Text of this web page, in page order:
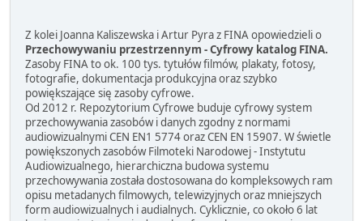
Z kolei Joanna Kaliszewska i Artur Pyra z FINA opowiedzieli o
Przechowywaniu przestrzennym - Cyfrowy katalog FINA.
Zasoby FINA to ok. 100 tys. tytułów filmów, plakaty, fotosy,
fotografie, dokumentacja produkcyjna oraz szybko
powiększające się zasoby cyfrowe.
Od 2012 r. Repozytorium Cyfrowe buduje cyfrowy system
przechowywania zasobów i danych zgodny z normami
audiowizualnymi CEN EN1 5774 oraz CEN EN 15907. W świetle
powiększonych zasobów Filmoteki Narodowej - Instytutu
Audiowizualnego, hierarchiczna budowa systemu
przechowywania została dostosowana do kompleksowych ram
opisu metadanych filmowych, telewizyjnych oraz mniejszych
form audiowizualnych i audialnych. Cyklicznie, co około 6 lat